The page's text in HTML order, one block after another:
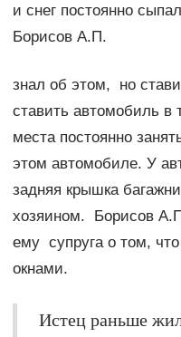
и снег постоянно
Борисов А.П.
знал об этом, но
ставить автомобиль в
места постоянно
этом автомобиле. У
задняя крышка
хозяином. Борисов
ему супруга о том,
окнами.
Истец раньше